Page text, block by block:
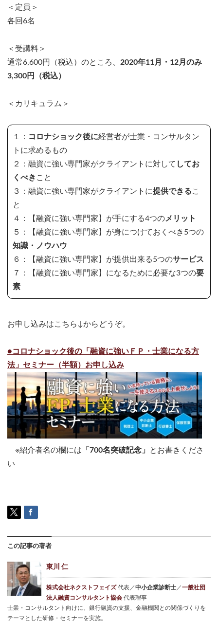
＜定員＞
各回6名
＜受講料＞
通常6,600円（税込）のところ、 2020年11月・12月のみ
3,300円（税込）
＜カリキュラム＞
１： コロナショック後に経営者が士業・コンサルタン
トに求めるもの
２：融資に強い専門家がクライアントに対して してお
くべき こと
３：融資に強い専門家がクライアントに提供できるこ
と
４：【融資に強い専門家】が手にする4つのメリット
５：【融資に強い専門家】が身につけておくべき5つの
知識・ノウハウ
６：【融資に強い専門家】が提供出来る5つのサービス
７：【融資に強い専門家】になるために必要な3つの要
素
お申し込みはこちら↓からどうぞ。
●コロナショック後の「融資に強いＦＰ・士業になる方
法」セミナー（半額）お申し込み
※紹介者名の欄には 「700名突破記念」
とお書きくださ
い
この記事の著者
東川 仁
株式会社ネクストフェイズ 代表／中小企業診断士 ／一般社団
法人融資コンサルタント協会 代表理事
士業・コンサルタント向けに、銀行融資の支援、金融機関との関係づくりを
テーマとした研修・セミナーを実施。